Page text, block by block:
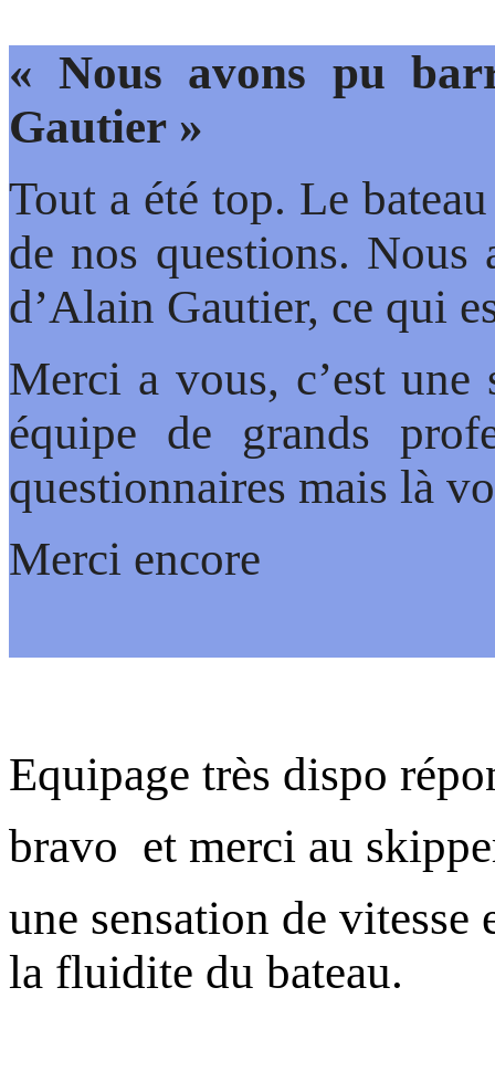
« Nous avons pu
Gautier »
Tout a été top. Le
de nos questions.
d’Alain Gautier, ce qui
Merci a vous, c’est une
équipe de grands
questionnaires mais là
Merci encore
Equipage très dispo
bravo et merci au
une sensation de vitesse
la fluidite du bateau.